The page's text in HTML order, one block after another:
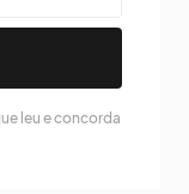
leu e concorda